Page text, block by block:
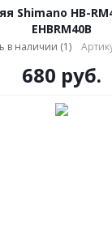
Shimano HB-
EHBRM40B
в наличии (1)
680 руб.